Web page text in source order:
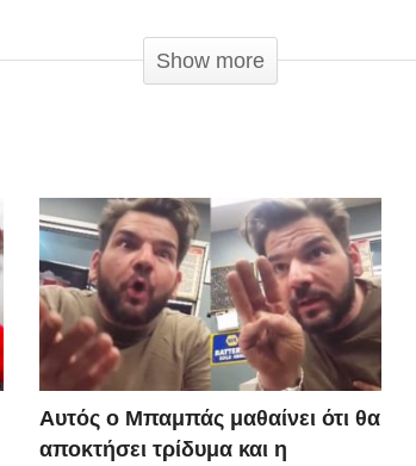
Show more
Αυτός ο Μπαμπάς μαθαίνει ότι θα
αποκτήσει τρίδυμα και η